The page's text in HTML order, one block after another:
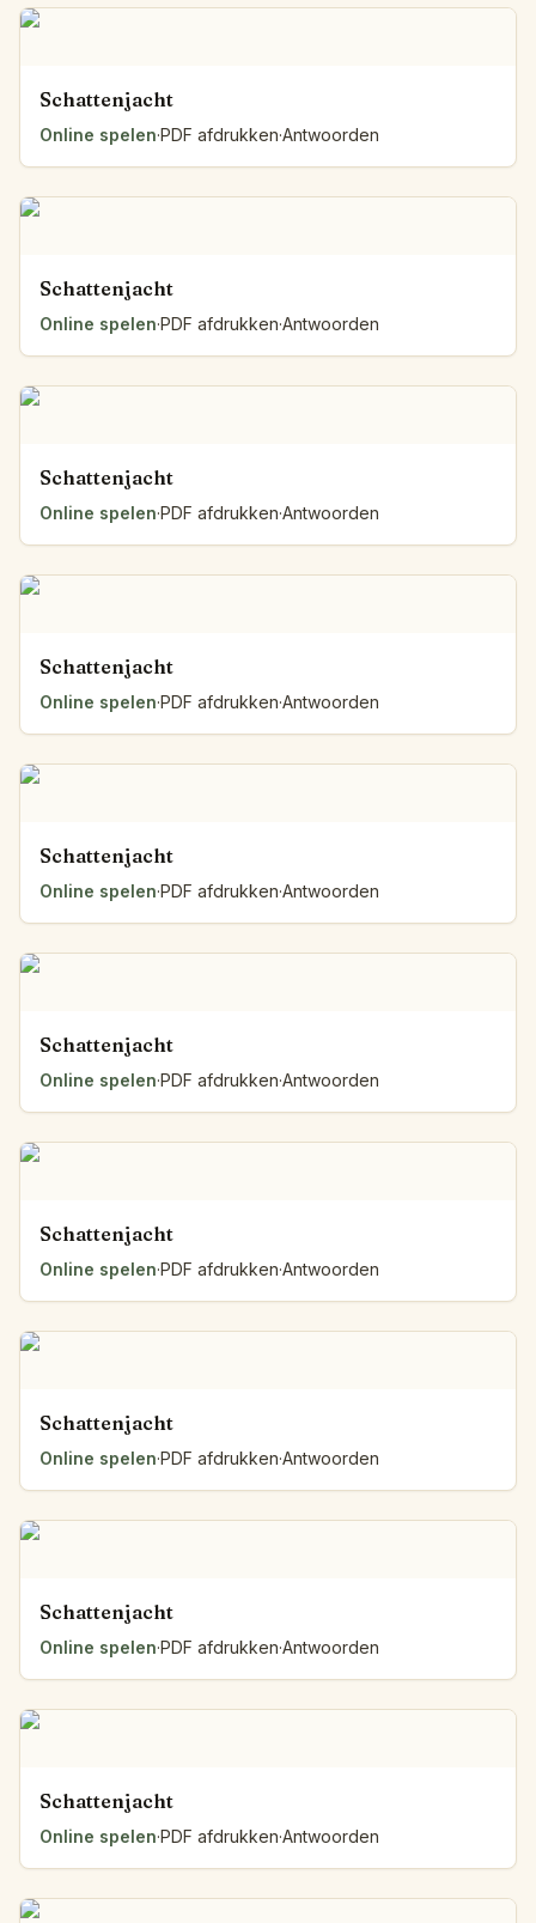
Schattenjacht
Online spelen·PDF afdrukken·Antwoorden
Schattenjacht
Online spelen·PDF afdrukken·Antwoorden
Schattenjacht
Online spelen·PDF afdrukken·Antwoorden
Schattenjacht
Online spelen·PDF afdrukken·Antwoorden
Schattenjacht
Online spelen·PDF afdrukken·Antwoorden
Schattenjacht
Online spelen·PDF afdrukken·Antwoorden
Schattenjacht
Online spelen·PDF afdrukken·Antwoorden
Schattenjacht
Online spelen·PDF afdrukken·Antwoorden
Schattenjacht
Online spelen·PDF afdrukken·Antwoorden
Schattenjacht
Online spelen·PDF afdrukken·Antwoorden